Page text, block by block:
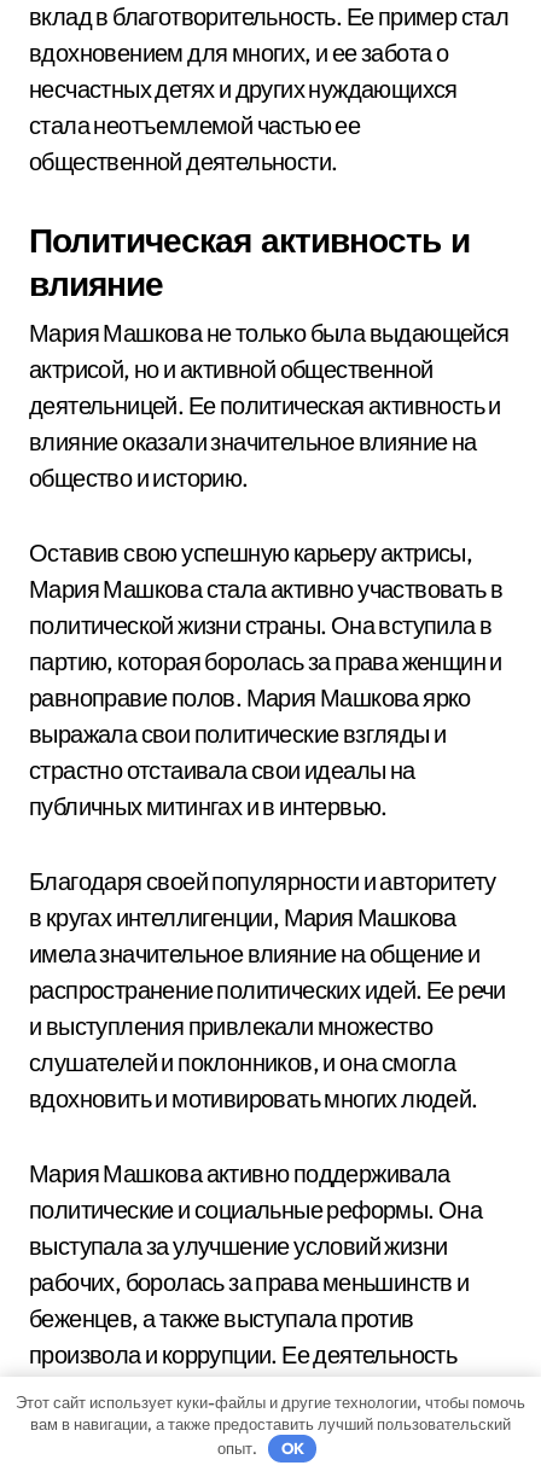
вклад в благотворительность. Ее пример стал
вдохновением для многих, и ее забота о
несчастных детях и других нуждающихся
стала неотъемлемой частью ее
общественной деятельности.
Политическая активность и
влияние
Мария Машкова не только была выдающейся
актрисой, но и активной общественной
деятельницей. Ее политическая активность и
влияние оказали значительное влияние на
общество и историю.
Оставив свою успешную карьеру актрисы,
Мария Машкова стала активно участвовать в
политической жизни страны. Она вступила в
партию, которая боролась за права женщин и
равноправие полов. Мария Машкова ярко
выражала свои политические взгляды и
страстно отстаивала свои идеалы на
публичных митингах и в интервью.
Благодаря своей популярности и авторитету
в кругах интеллигенции, Мария Машкова
имела значительное влияние на общение и
распространение политических идей. Ее речи
и выступления привлекали множество
слушателей и поклонников, и она смогла
вдохновить и мотивировать многих людей.
Мария Машкова активно поддерживала
политические и социальные реформы. Она
выступала за улучшение условий жизни
рабочих, боролась за права меньшинств и
беженцев, а также выступала против
произвола и коррупции. Ее деятельность
оказала большое влияние на политическую
среду и стимулировала общественные
Этот сайт использует куки-файлы и другие технологии, чтобы помочь
вам в навигации, а также предоставить лучший пользовательский
опыт.
OK